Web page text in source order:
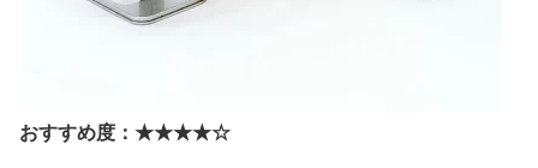
おすすめ度：★★★★☆